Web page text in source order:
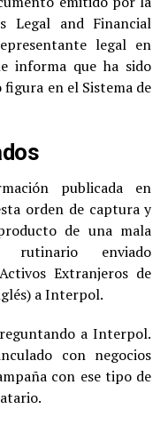
Legal and Financial
legal en
informa que ha sido
en el Sistema de
publicada en
orden de captura y
de una mala
rutinario enviado
Extranjeros de
a Interpol.
a Interpol.
con negocios
con ese tipo de